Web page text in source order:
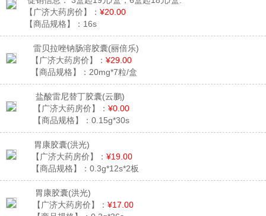
【广济大药房价】： ¥20.00
【商品规格】： 16s
雷贝拉唑钠肠溶胶囊(丽倍乐)
【广济大药房价】： ¥29.00
【商品规格】： 20mg*7粒/盒
盐酸雷尼替丁胶囊(云鹏)
【广济大药房价】： ¥0.00
【商品规格】： 0.15g*30s
胃康胶囊(洪光)
【广济大药房价】： ¥19.00
【商品规格】： 0.3g*12s*2板
胃康胶囊(洪光)
【广济大药房价】： ¥17.00